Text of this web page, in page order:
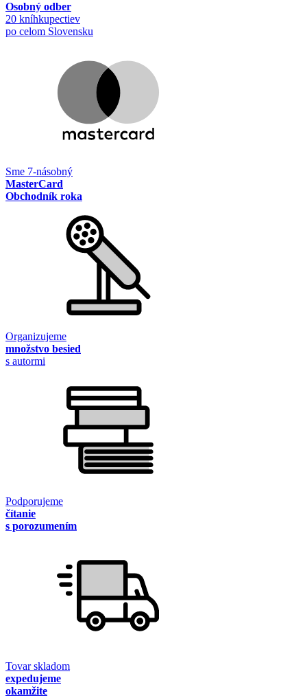
Osobný odber
20 kníhkupectiev
po celom Slovensku
Sme 7-násobný
MasterCard
Obchodník roka
Organizujeme
množstvo besied
s autormi
Podporujeme
čítanie
s porozumením
Tovar skladom
expedujeme
okamžite